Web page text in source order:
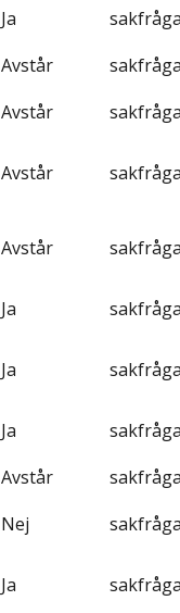
Ja
Avstår
Avstår
Avstår
Avstår
Ja
Ja
Ja
Avstår
Nej
Ja